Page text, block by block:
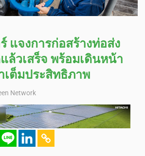
แจงการก่อสร้างท่อส่ง
ล้วเสร็จ พร้อมเดินหน้า
เต็มประสิทธิภาพ
Network